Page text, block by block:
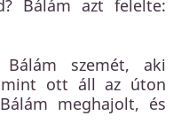
Bálám azt felelte:
szemét, aki
ott áll az úton
meghajolt, és